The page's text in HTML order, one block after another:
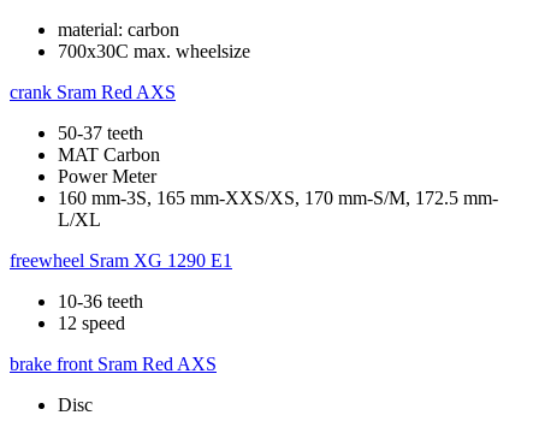
material: carbon
700x30C max. wheelsize
crank Sram Red AXS
50-37 teeth
MAT Carbon
Power Meter
160 mm-3S, 165 mm-XXS/XS, 170 mm-S/M, 172.5 mm-
L/XL
freewheel Sram XG 1290 E1
10-36 teeth
12 speed
brake front Sram Red AXS
Disc